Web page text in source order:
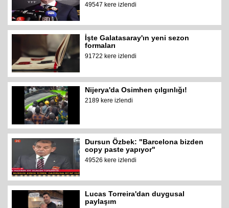
49547 kere izlendi
İşte Galatasaray'ın yeni sezon
formaları
91722 kere izlendi
Nijerya'da Osimhen çılgınlığı!
2189 kere izlendi
Dursun Özbek: "Barcelona bizden
copy paste yapıyor"
49526 kere izlendi
Lucas Torreira'dan duygusal
paylaşım